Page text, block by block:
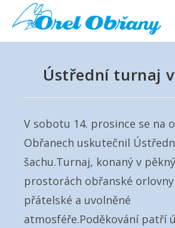
Ústřední turnaj
V sobotu 14. prosince se na
Obřanech uskutečnil
šachu.Turnaj, konaný v
prostorách obřanské
přátelské a uvolněné
atmosféře.Poděkování patří